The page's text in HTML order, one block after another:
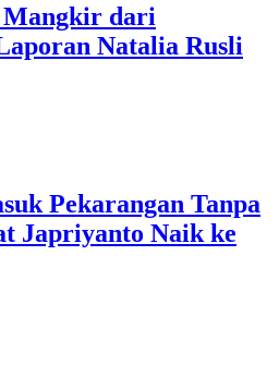
dari
Natalia Rusli
Pekarangan Tanpa
Japriyanto Naik ke